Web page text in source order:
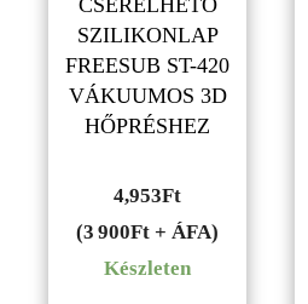
CSERÉLHETŐ
SZILIKONLAP
FREESUB ST-420
VÁKUUMOS 3D
HŐPRÉSHEZ
4,953Ft
(3 900Ft + ÁFA)
Készleten